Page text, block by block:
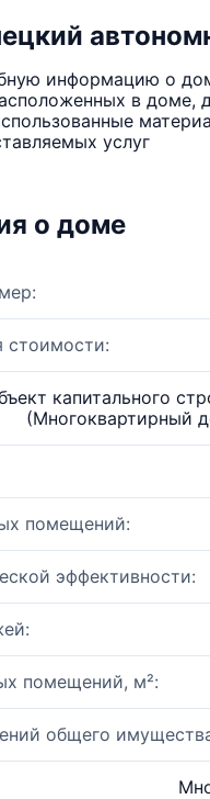
информацию о
в доме,
услуг
о доме
стоимости:
капитального
(Многоквартирный
помещений:
эффективности:
помещений, м²:
общего